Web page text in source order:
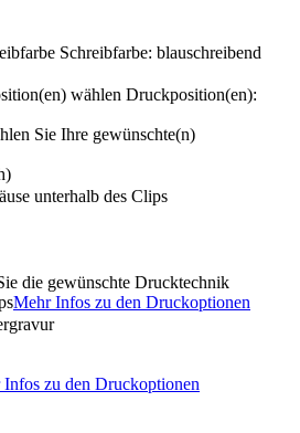
Schreibfarbe: blauschreibend
wählen Druckposition(en):
Sie Ihre gewünschte(n)
unterhalb des Clips
die gewünschte Drucktechnik
Mehr Infos zu den Druckoptionen
zu den Druckoptionen